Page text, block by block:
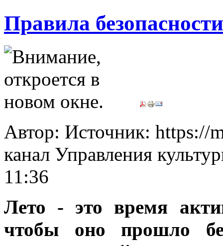
Правила
Автор: Источник: https://
канал Управления
11:36
Лето - это время
чтобы оно прошло